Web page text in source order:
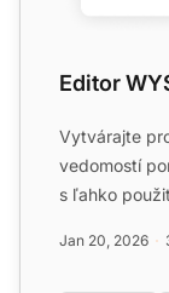
Editor
Vytvárajte
vedomostí
s ľahko
Jan 20, 2026